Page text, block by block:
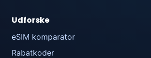
Udforske
eSIM komparator
Rabatkoder